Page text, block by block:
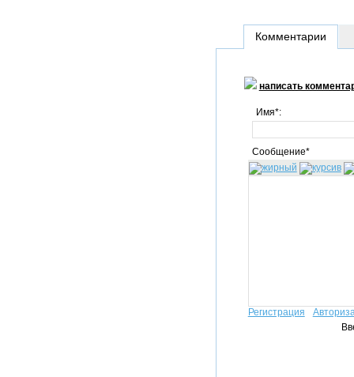
Комментарии
написать
Имя*:
Сообщение*
Регистрация